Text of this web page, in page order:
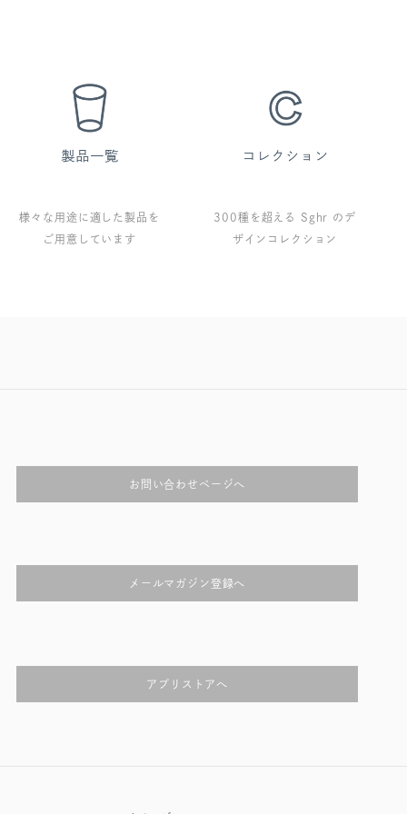
様々な用途に適した製品を
ご用意しています
300種を超える Sghr のデ
ザインコレクション
お問い合わせページへ
メールマガジン登録へ
アプリストアへ